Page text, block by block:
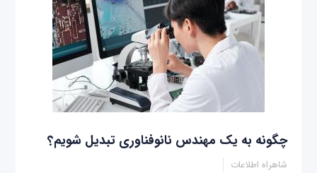
چگونه به یک مهندس نانوفناوری تبدیل شویم؟
شاهراه اطلاعات